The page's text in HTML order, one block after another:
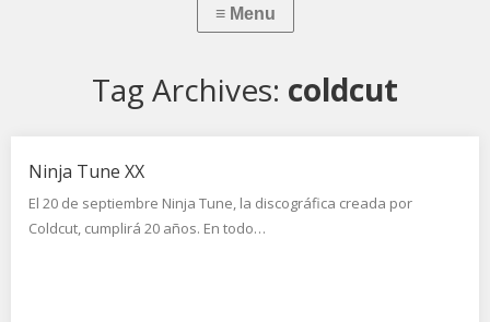
Tag Archives: coldcut
Ninja Tune XX
El 20 de septiembre Ninja Tune, la discográfica creada por
Coldcut, cumplirá 20 años. En todo…